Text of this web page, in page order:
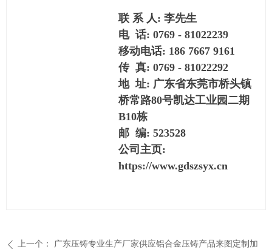
联 系 人: 李先生
电 话: 0769 - 81022239
移动电话: 186 7667 9161
传 真: 0769 - 81022292
地 址: 广东省东莞市桥头镇
桥常路80号凯达工业园二期
B10栋
邮 编: 523528
公司主页:
https://www.gdszsyx.cn
ꄴ 上一个：
广东压铸专业生产厂家供应铝合金压铸产品来图定制加